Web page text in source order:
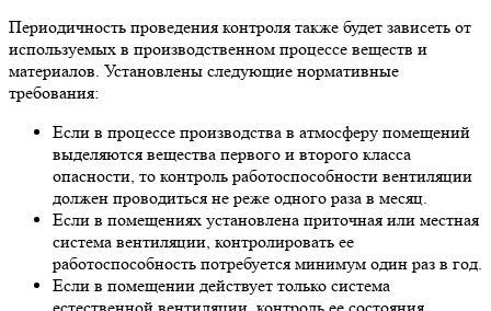
Периодичность проведения контроля также будет зависеть от
используемых в производственном процессе веществ и
материалов. Установлены следующие нормативные
требования:
Если в процессе производства в атмосферу помещений
выделяются вещества первого и второго класса
опасности, то контроль работоспособности вентиляции
должен проводиться не реже одного раза в месяц.
Если в помещениях установлена приточная или местная
система вентиляции, контролировать ее
работоспособность потребуется минимум один раз в год.
Если в помещении действует только система